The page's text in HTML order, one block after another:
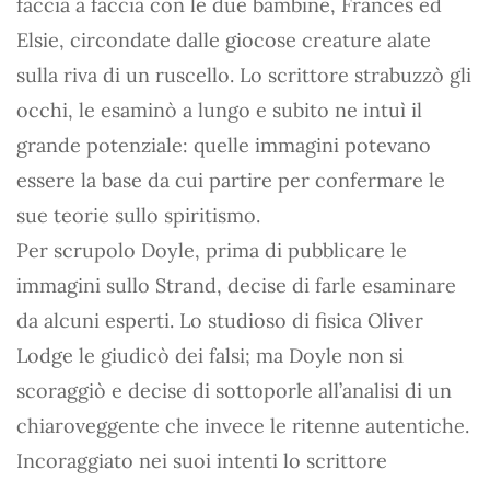
Elsie, circondate dalle giocose creature alate
sulla riva di un ruscello. Lo scrittore strabuzzò gli
occhi, le esaminò a lungo e subito ne intuì il
grande potenziale: quelle immagini potevano
essere la base da cui partire per confermare le
sue teorie sullo spiritismo.
Per scrupolo Doyle, prima di pubblicare le
immagini sullo Strand, decise di farle esaminare
da alcuni esperti. Lo studioso di fisica Oliver
Lodge le giudicò dei falsi; ma Doyle non si
scoraggiò e decise di sottoporle all’analisi di un
chiaroveggente che invece le ritenne autentiche.
Incoraggiato nei suoi intenti lo scrittore